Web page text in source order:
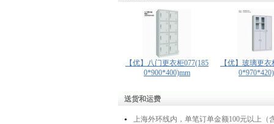
【优】八门更衣柜077(185
0*900*400)mm
【优】玻璃更衣
送货和运费
● 上海外环线内，单笔订单金额100元以上（